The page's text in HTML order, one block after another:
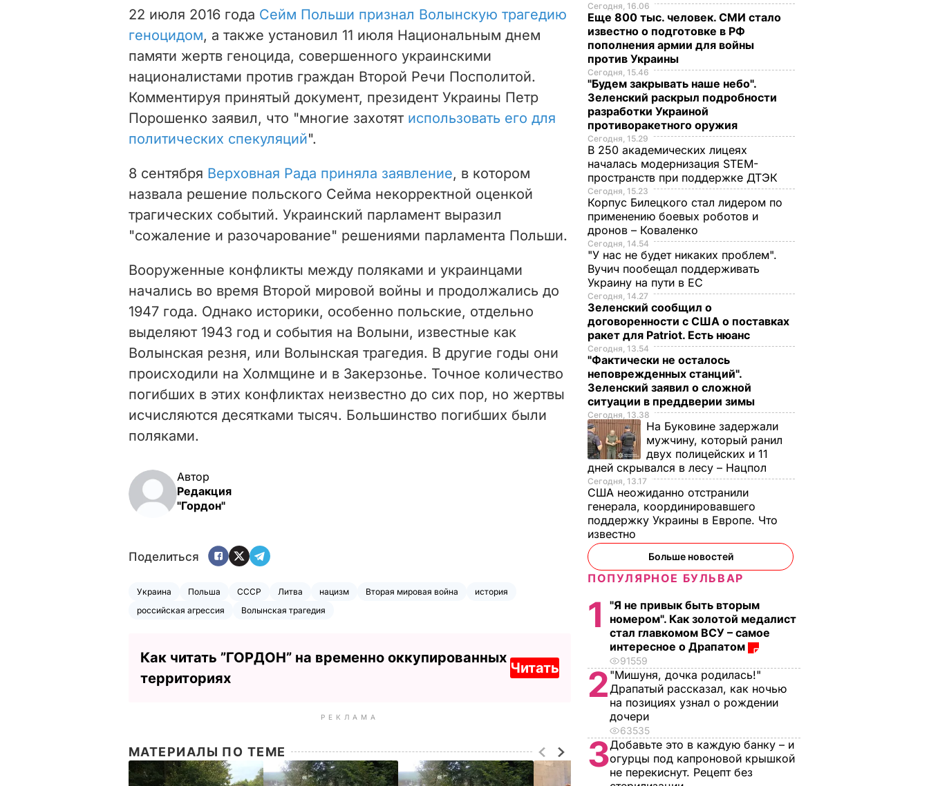
22 июля 2016 года Сейм Польши признал Волынскую трагедию
геноцидом, а также установил 11 июля Национальным днем
памяти жертв геноцида, совершенного украинскими
националистами против граждан Второй Речи Посполитой.
Комментируя принятый документ, президент Украины Петр
Порошенко заявил, что "многие захотят использовать его для
политических спекуляций".
8 сентября Верховная Рада приняла заявление, в котором
назвала решение польского Сейма некорректной оценкой
трагических событий. Украинский парламент выразил
"сожаление и разочарование" решениями парламента Польши.
Вооруженные конфликты между поляками и украинцами
начались во время Второй мировой войны и продолжались до
1947 года. Однако историки, особенно польские, отдельно
выделяют 1943 год и события на Волыни, известные как
Волынская резня, или Волынская трагедия. В другие годы они
происходили на Холмщине и в Закерзонье. Точное количество
погибших в этих конфликтах неизвестно до сих пор, но жертвы
исчисляются десятками тысяч. Большинство погибших были
поляками.
Автор
Редакция
"Гордон"
Поделиться
Украина Польша СССР Литва нацизм Вторая мировая война
история
российская агрессия
Волынская трагедия
Как читать ”ГОРДОН” на временно оккупированных
территориях
Читать
РЕКЛАМА
МАТЕРИАЛЫ ПО ТЕМЕ
Сегодня, 16.06
Еще 800 тыс. человек. СМИ стало
известно о подготовке в РФ
пополнения армии для войны
против Украины
Сегодня, 15.46
"Будем закрывать наше небо".
Зеленский раскрыл подробности
разработки Украиной
противоракетного оружия
Сегодня, 15.29
В 250 академических лицеях
началась модернизация STEM-
пространств при поддержке ДТЭК​
Сегодня, 15.23
Корпус Билецкого стал лидером по
применению боевых роботов и
дронов – Коваленко
Сегодня, 14.54
"У нас не будет никаких проблем".
Вучич пообещал поддерживать
Украину на пути в ЕС
Сегодня, 14.27
Зеленский сообщил о
договоренности с США о поставках
ракет для Patriot. Есть нюанс
Сегодня, 13.54
"Фактически не осталось
неповрежденных станций".
Зеленский заявил о сложной
ситуации в преддверии зимы
Сегодня, 13.38
На Буковине задержали
мужчину, который ранил
двух полицейских и 11
дней скрывался в лесу – Нацпол
Сегодня, 13.17
США неожиданно отстранили
генерала, координировавшего
поддержку Украины в Европе. Что
известно
Больше новостей
ПОПУЛЯРНОЕ БУЛЬВАР
1
"Я не привык быть вторым
номером". Как золотой медалист
стал главкомом ВСУ – самое
интересное о Драпатом
91559
2 "Мишуня, дочка родилась!"
Драпатый рассказал, как ночью
на позициях узнал о рождении
дочери
63535
3Добавьте это в каждую банку – и
огурцы под капроновой крышкой
не перекиснут. Рецепт без